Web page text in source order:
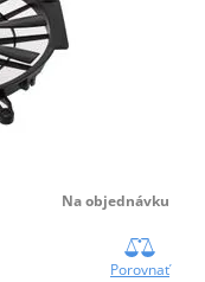
Na objednávku
Porovnať